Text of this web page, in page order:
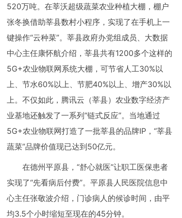
520万吨。在莘沃超级蔬菜农业种植大棚，棚户
张冬换借助莘县数村小程序，实现了在手机上一
键操作“云种菜”。莘县政府办党组成员、大数据
中心主任康怀航介绍，莘县共有1200多个这样的
5G+农业物联网系统大棚，可节省人工30%以
上、节水60%以上、节肥40%以上、增产30%以
上。不仅如此，腾讯云（莘县）农业数字经济产
业基地还触发了一系列“链式反应”。当地通过
5G+农业物联网打造了一批莘县的品牌IP，“莘县
蔬菜”品牌价值现已达到50亿元。
在德州平原县，“舒心就医”让职工医保患者
实现了“先看病后付费”。平原县人民医院信息中
心主任张敬波介绍，门诊病人的候诊时间，由平
均3.5个小时缩短至现在的45分钟。